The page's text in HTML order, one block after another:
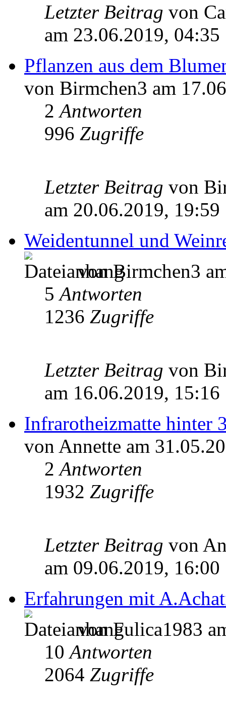
Letzter Beitrag von
am 23.06.2019, 04:35
Pflanzen aus dem
von Birmchen3 am
2Antworten
996 Zugriffe
Letzter Beitrag von
am 20.06.2019, 19:59
Weidentunnel und
von Birmchen3
5Antworten
1236 Zugriffe
Letzter Beitrag von
am 16.06.2019, 15:16
Infrarotheizmatte hinter
von Annette am
2Antworten
1932 Zugriffe
Letzter Beitrag von
am 09.06.2019, 16:00
Erfahrungen mit
von Fulica1983
10Antworten
2064 Zugriffe